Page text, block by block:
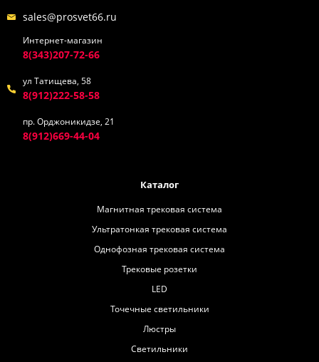
sales@prosvet66.ru
Интернет-магазин
8(343)207-72-66
ул Татищева, 58
8(912)222-58-58
пр. Орджоникидзе, 21
8(912)669-44-04
Каталог
Магнитная трековая система
Ультратонкая трековая система
Однофозная трековая система
Трековые розетки
LED
Точечные светильники
Люстры
Светильники